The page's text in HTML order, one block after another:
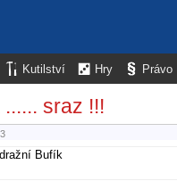
Kutilství Hry Právo
sraz !!!
Bufík